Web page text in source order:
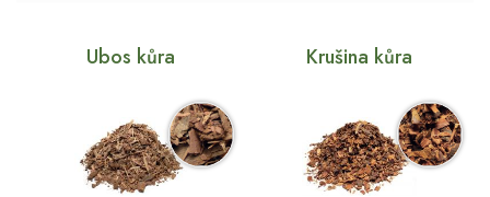
Ubos kůra Krušina kůra